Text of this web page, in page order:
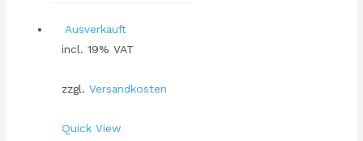
Ausverkauft
incl. 19% VAT
zzgl. Versandkosten
Quick View